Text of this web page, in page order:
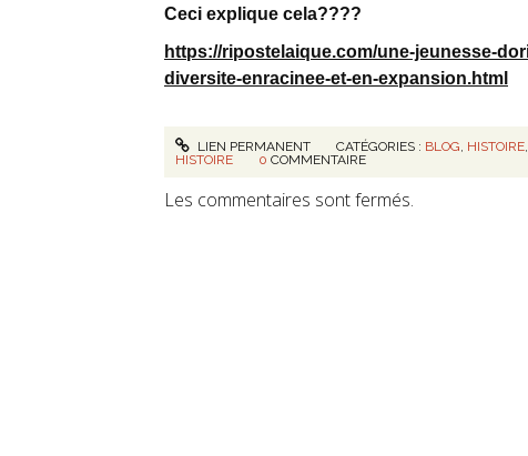
Ceci explique cela????
https://ripostelaique.com/une-jeunesse-
diversite-enracinee-et-en-expansion.html
LIEN PERMANENT CATÉGORIES : BLOG, HISTOIRE
HISTOIRE
0 COMMENTAIRE
Les commentaires sont fermés.